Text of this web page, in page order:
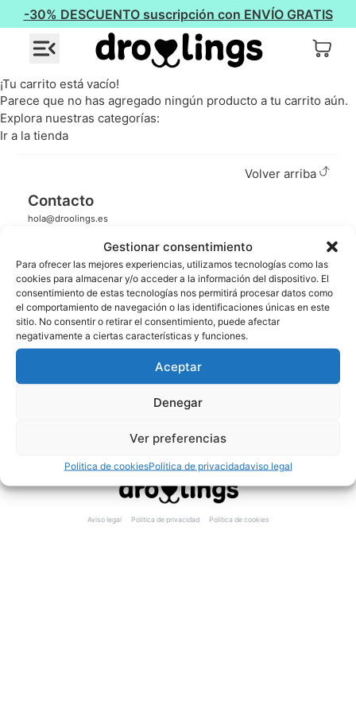
Gestionar consentimiento
Para ofrecer las mejores experiencias, utilizamos tecnologías como las
cookies para almacenar y/o acceder a la información del dispositivo. El
consentimiento de estas tecnologías nos permitirá procesar datos como
el comportamiento de navegación o las identificaciones únicas en este
sitio. No consentir o retirar el consentimiento, puede afectar
negativamente a ciertas características y funciones.
Aceptar
Denegar
Ver preferencias
Politica de cookiesPolitica de privacidadaviso legal
-30% DESCUENTO suscripción con ENVÍO GRATIS
¡Tu carrito está vacío!
Parece que no has agregado ningún producto a tu carrito aún.
Explora nuestras categorías:
Ir a la tienda
Volver arriba
Contacto
hola@droolings.es
Nosotros
Historia de Droolings
Contacto
Ayuda y preguntas
Servicios
Aviso legal Politica de privacidad Politica de cookies